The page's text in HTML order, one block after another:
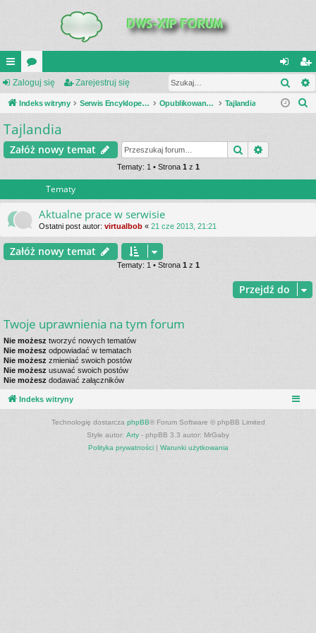
UI
C
K
_L
or
a
al
og
ar
ej
Zaloguj się Zarejestruj się
Indeks witryny Serwis Encyklopedia Uzbrojenia Opublikowane zestawienia Tajlandia
j
Tajlandia
Załóż nowy temat Szukaj
Tematy: 1 • Strona 1 z 1
Tematy
Aktualne prace w serwisie
Ostatni post autor: virtualbob « 21 cze 2013, 21:21
Załóż nowy temat
Tematy: 1 • Strona 1 z 1
Przejdź do
Twoje uprawnienia na tym forum
Nie możesz tworzyć nowych tematów
Nie możesz odpowiadać w tematach
Nie możesz zmieniać swoich postów
Nie możesz usuwać swoich postów
Nie możesz dodawać załączników
Indeks witryny
Technologię dostarcza phpBB® Forum Software © phpBB Limited
Style autor: Arty - phpBB 3.3 autor: MrGaby
Polityka prywatności| Warunki użytkowania